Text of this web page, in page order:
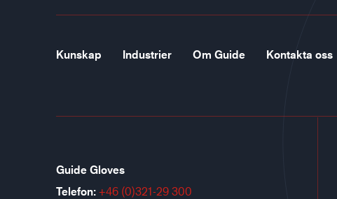
Kunskap Industrier Om Guide Kontakta oss
Guide Gloves
Telefon: +46 (0)321-29 300